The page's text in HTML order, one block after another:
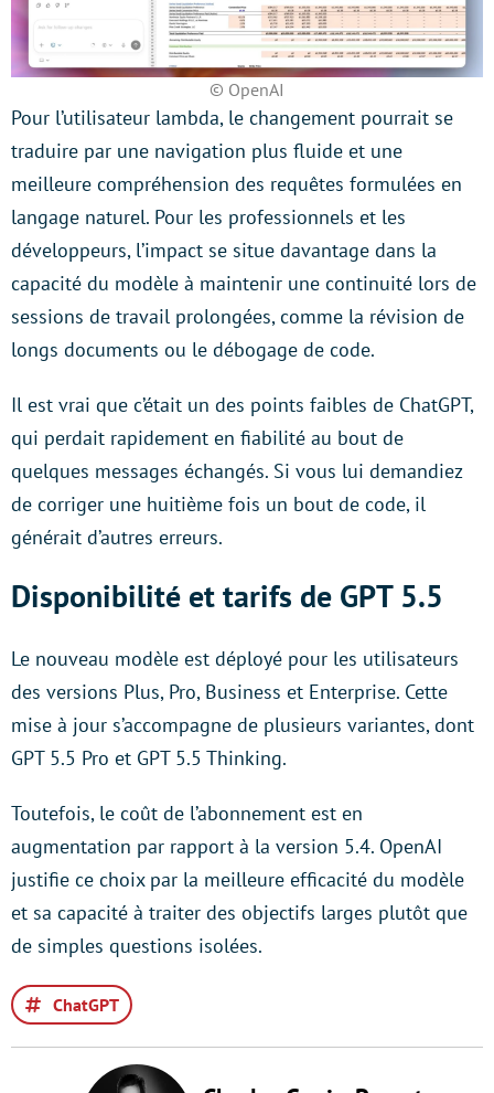
© OpenAI
Pour l’utilisateur lambda, le changement pourrait se
traduire par une navigation plus fluide et une
meilleure compréhension des requêtes formulées en
langage naturel. Pour les professionnels et les
développeurs, l’impact se situe davantage dans la
capacité du modèle à maintenir une continuité lors de
sessions de travail prolongées, comme la révision de
longs documents ou le débogage de code.
Il est vrai que c’était un des points faibles de ChatGPT,
qui perdait rapidement en fiabilité au bout de
quelques messages échangés. Si vous lui demandiez
de corriger une huitième fois un bout de code, il
générait d’autres erreurs.
Disponibilité et tarifs de GPT 5.5
Le nouveau modèle est déployé pour les utilisateurs
des versions Plus, Pro, Business et Enterprise. Cette
mise à jour s’accompagne de plusieurs variantes, dont
GPT 5.5 Pro et GPT 5.5 Thinking.
Toutefois, le coût de l’abonnement est en
augmentation par rapport à la version 5.4. OpenAI
justifie ce choix par la meilleure efficacité du modèle
et sa capacité à traiter des objectifs larges plutôt que
de simples questions isolées.
ChatGPT